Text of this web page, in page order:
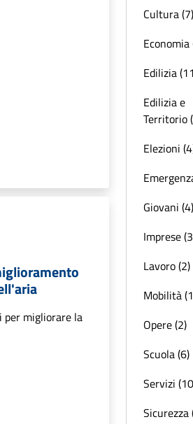
per migliorare la
Cultura (7)
Economia
Edilizia
Edilizia e
Territorio
Elezioni
Giovani (4)
Imprese
Lavoro (2)
Mobilità
Opere (2)
Scuola (6)
Servizi
Sicurezza